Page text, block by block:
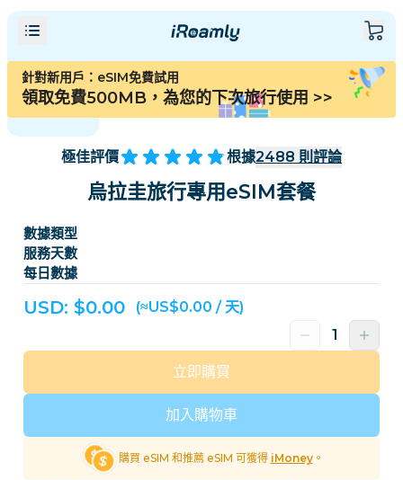
針對新用戶：eSIM免費試用
領取免費500MB，為您的下次旅行使用 >>
極佳評價 根據2488 則評論
烏拉圭旅行專用eSIM套餐
數據類型
服務天數
每日數據
USD: $0.00 (≈US$0.00 / 天)
加入購物車
立即購買
購買 eSIM 和推薦 eSIM 可獲得 iMoney。